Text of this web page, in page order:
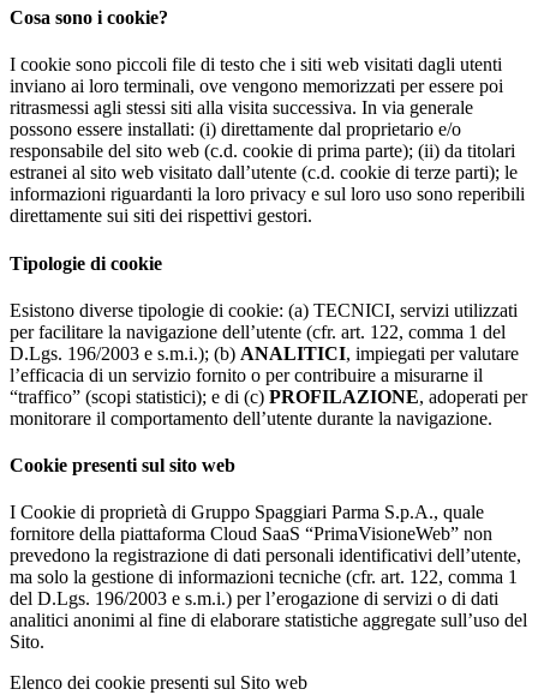
Cosa sono i cookie?
I cookie sono piccoli file di testo che i siti web visitati dagli utenti
inviano ai loro terminali, ove vengono memorizzati per essere poi
ritrasmessi agli stessi siti alla visita successiva. In via generale
possono essere installati: (i) direttamente dal proprietario e/o
responsabile del sito web (c.d. cookie di prima parte); (ii) da titolari
estranei al sito web visitato dall’utente (c.d. cookie di terze parti); le
informazioni riguardanti la loro privacy e sul loro uso sono reperibili
direttamente sui siti dei rispettivi gestori.
Tipologie di cookie
Esistono diverse tipologie di cookie: (a) TECNICI, servizi utilizzati
per facilitare la navigazione dell’utente (cfr. art. 122, comma 1 del
D.Lgs. 196/2003 e s.m.i.); (b) ANALITICI, impiegati per valutare
l’efficacia di un servizio fornito o per contribuire a misurarne il
“traffico” (scopi statistici); e di (c) PROFILAZIONE, adoperati per
monitorare il comportamento dell’utente durante la navigazione.
Cookie presenti sul sito web
I Cookie di proprietà di Gruppo Spaggiari Parma S.p.A., quale
fornitore della piattaforma Cloud SaaS “PrimaVisioneWeb” non
prevedono la registrazione di dati personali identificativi dell’utente,
ma solo la gestione di informazioni tecniche (cfr. art. 122, comma 1
del D.Lgs. 196/2003 e s.m.i.) per l’erogazione di servizi o di dati
analitici anonimi al fine di elaborare statistiche aggregate sull’uso del
Sito.
Elenco dei cookie presenti sul Sito web